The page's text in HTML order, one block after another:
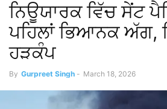
ਨਿਊਯਾਰਕ ਵਿੱਚ ਸੇਂਟ
ਪਹਿਲਾਂ ਭਿਆਨਕ ਅੱਗ,
ਹੜਕੰਪ
By Gurpreet Singh - March 18, 2026